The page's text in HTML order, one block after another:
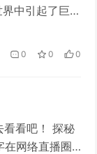
中引起了巨大
瞩目的。她以
颗璀璨明
0 0 0
看看吧！ 探秘
在网络直播圈